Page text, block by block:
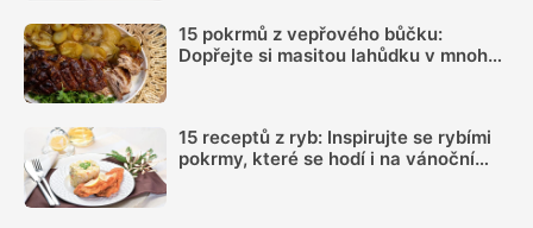
15 pokrmů z vepřového bůčku:
Dopřejte si masitou lahůdku v mnoha
15 receptů z ryb: Inspirujte se rybími
pokrmy, které se hodí i na vánoční